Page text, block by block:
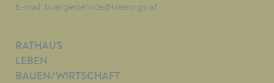
E-mail: buergerservice@krems.gv.at
RATHAUS
LEBEN
BAUEN/WIRTSCHAFT